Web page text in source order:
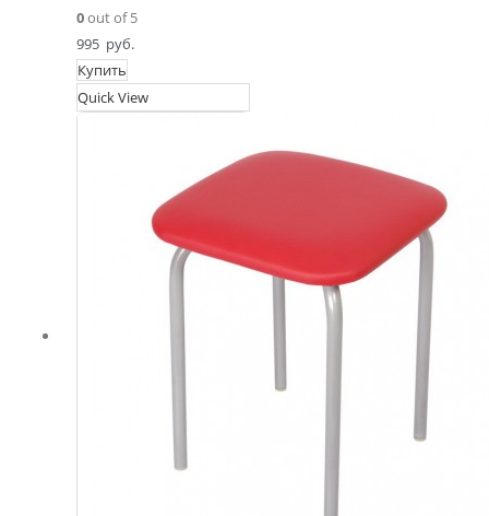
0out of 5
995 руб.
Купить
Quick View